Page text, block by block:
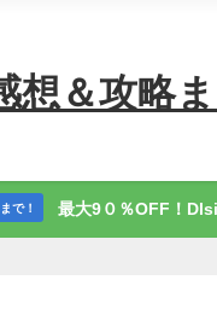
想＆攻略
で！ 最大9０％OFF！